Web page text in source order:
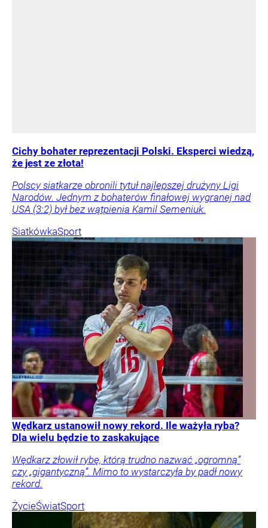
Cichy bohater reprezentacji Polski. Eksperci wiedzą,
że jest ze złota!
Polscy siatkarze obronili tytuł najlepszej drużyny Ligi
Narodów. Jednym z bohaterów finałowej wygranej nad
USA (3:2) był bez wątpienia Kamil Semeniuk.
SiatkówkaSport
Wędkarz ustanowił nowy rekord. Ile ważyła ryba?
Dla wielu będzie to zaskakujące
Wędkarz złowił rybę, którą trudno nazwać „ogromną”
czy „gigantyczną”. Mimo to wystarczyła by padł nowy
rekord.
ŻycieŚwiatSport